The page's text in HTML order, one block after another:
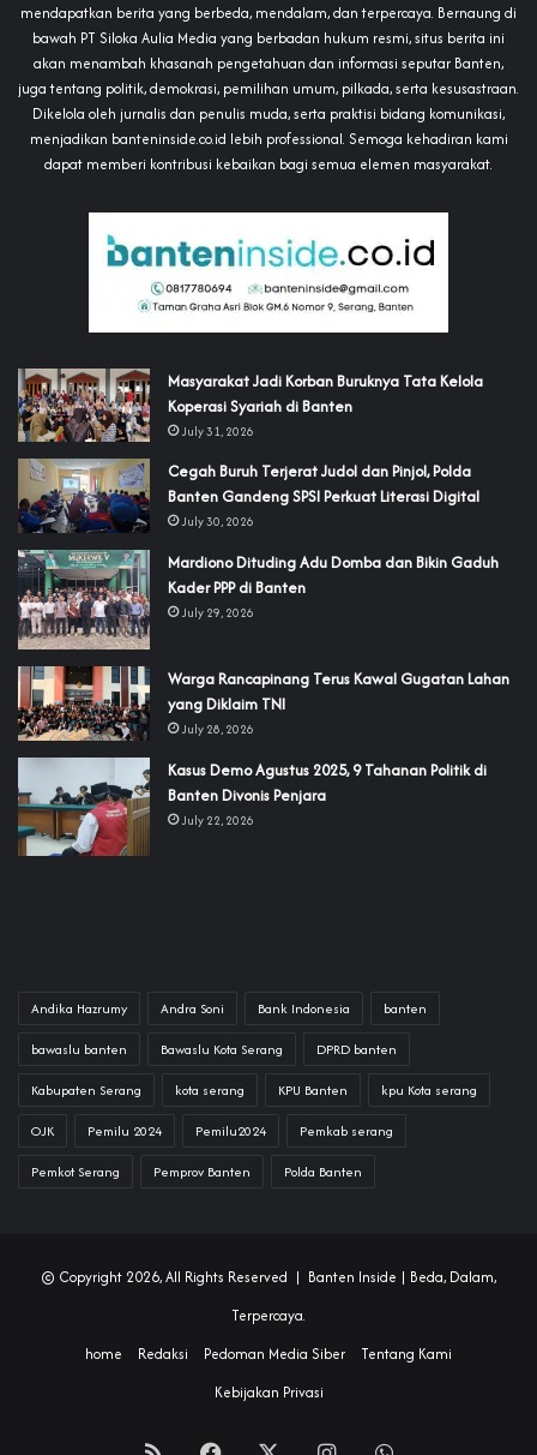
mendapatkan berita yang berbeda, mendalam, dan terpercaya. Bernaung di
bawah PT Siloka Aulia Media yang berbadan hukum resmi, situs berita ini
akan menambah khasanah pengetahuan dan informasi seputar Banten,
juga tentang politik, demokrasi, pemilihan umum, pilkada, serta kesusastraan.
Dikelola oleh jurnalis dan penulis muda, serta praktisi bidang komunikasi,
menjadikan banteninside.co.id lebih professional. Semoga kehadiran kami
dapat memberi kontribusi kebaikan bagi semua elemen masyarakat.
‎Masyarakat Jadi Korban Buruknya Tata Kelola
Koperasi Syariah di Banten
July 31, 2026
Cegah Buruh Terjerat Judol dan Pinjol, Polda
Banten Gandeng SPSI Perkuat Literasi Digital
July 30, 2026
‎Mardiono Dituding Adu Domba dan Bikin Gaduh
Kader PPP di Banten
July 29, 2026
‎Warga Rancapinang Terus Kawal Gugatan Lahan
yang Diklaim TNI‎‎
July 28, 2026
‎Kasus Demo Agustus 2025, 9 Tahanan Politik di
Banten Divonis Penjara
July 22, 2026
Andika Hazrumy Andra Soni Bank Indonesia banten
bawaslu banten Bawaslu Kota Serang DPRD banten
Kabupaten Serang kota serang KPU Banten kpu Kota serang
OJK Pemilu 2024 Pemilu2024 Pemkab serang
Pemkot Serang Pemprov Banten Polda Banten
© Copyright 2026, All Rights Reserved | Banten Inside | Beda, Dalam,
Terpercaya.
home
Redaksi Pedoman Media Siber
Tentang Kami
Kebijakan Privasi